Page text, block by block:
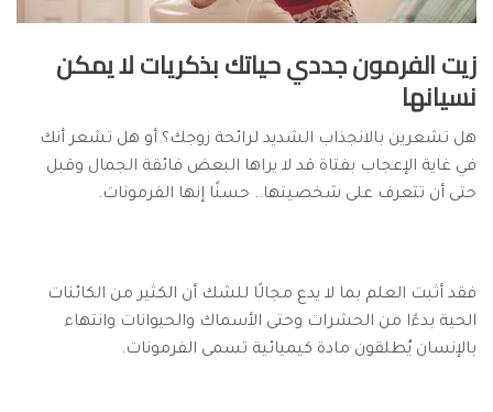
زيت الفرمون جددي حياتك بذكريات لا يمكن
نسيانها
هل تشعرين بالانجذاب الشديد لرائحة زوجك؟ أو هل تشعر أنك
في غاية الإعجاب بفتاة قد لا يراها البعض فائقة الجمال وقبل
حتى أن تتعرف على شخصيتها.. حسنًا إنها الفرمونات.
فقد أثبت العلم بما لا يدع مجالًا للشك أن الكثير من الكائنات
الحية بدءًا من الحشرات وحتى الأسماك والحيوانات وانتهاء
بالإنسان يُطلقون مادة كيميائية تسمى الفرمونات.